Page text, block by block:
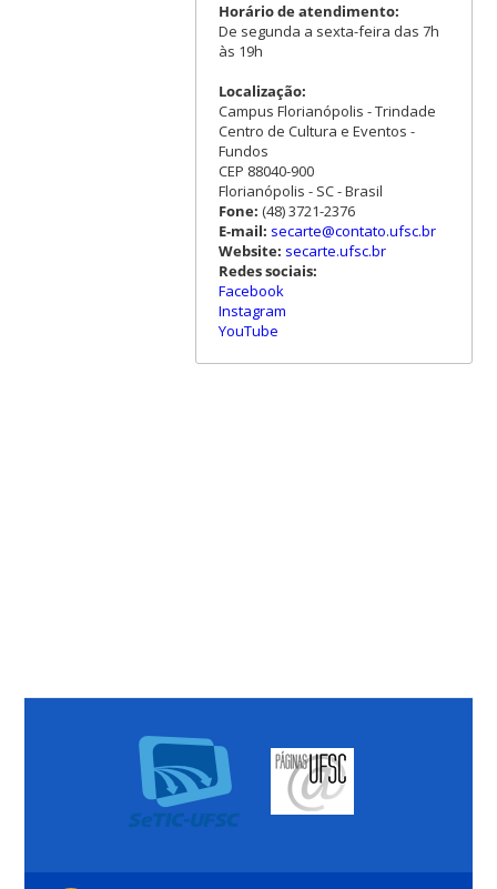
Horário de atendimento:
De segunda a sexta-feira das 7h
às 19h
Localização:
Campus Florianópolis - Trindade
Centro de Cultura e Eventos -
Fundos
CEP 88040-900
Florianópolis - SC - Brasil
Fone: (48) 3721-2376
E-mail: secarte@contato.ufsc.br
Website: secarte.ufsc.br
Redes sociais:
Facebook
Instagram
YouTube